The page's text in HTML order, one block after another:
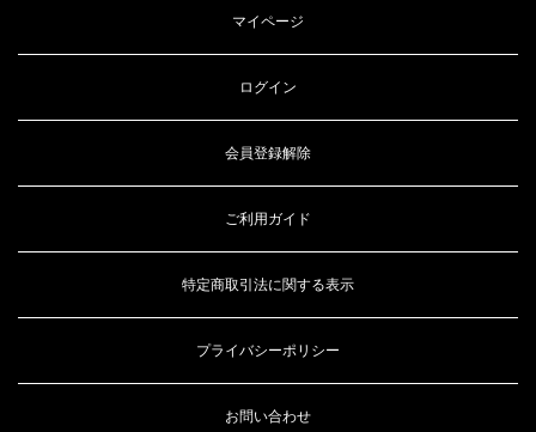
マイページ
ログイン
会員登録解除
ご利用ガイド
特定商取引法に関する表示
プライバシーポリシー
お問い合わせ